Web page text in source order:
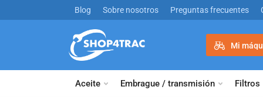
Blog Sobre nosotros Preguntas frecuentes
Aceite Embrague / transmisión Filtros
Mi